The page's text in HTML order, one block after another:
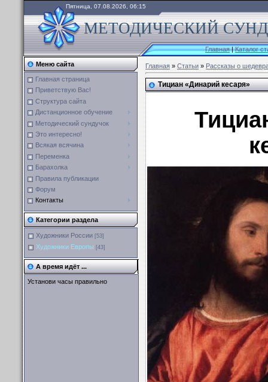
Пятница, 07.08.2026, 06:15
МЕТОДИЧЕСКИЙ
Главная|Каталог
Меню сайта
Главная страница
Приветствую Вас!
Структура сайта
Дистанционное обучение
Методический сундучок
Это интересно!
Всякая всячина
Переменка
Барахолка
Правила публикации
Форум
Контакты
Категории раздела
Художники России [53]
Художники Европы [43]
А время идёт ...
Установи часы правильно
Главная»Статьи»Рассказы о
Тициан «Динарий кесаря»